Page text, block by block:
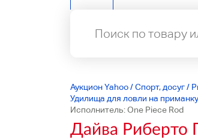
Аукцион Yahoo/Спорт, досуг/
Удилища для ловли на
Исполнитель: One Piece Rod
Дайва Риберто